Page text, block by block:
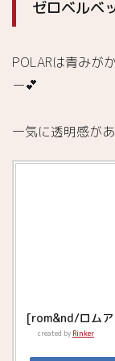
ゼロベルベ
POLARは青みが
ー💕
一気に透明感が
[rom&nd/ロムア
created by Rinker